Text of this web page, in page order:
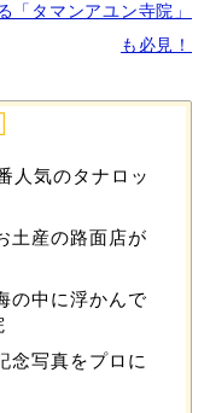
「タマンアユン寺院」
も必見！
人気のタナロッ
土産の路面店が
の中に浮かんで
念写真をプロに